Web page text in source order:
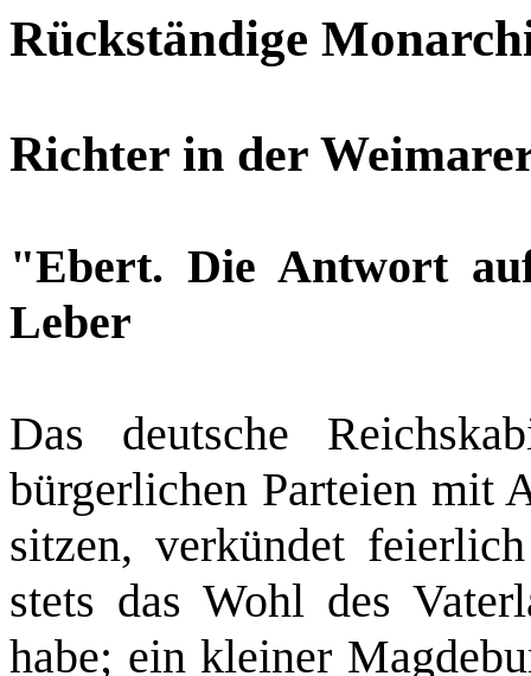
Rückständige
Richter in der
"Ebert. Die Antwort
Leber
Das deutsche
bürgerlichen Parteien mit
sitzen, verkündet
stets das Wohl des
habe; ein kleiner